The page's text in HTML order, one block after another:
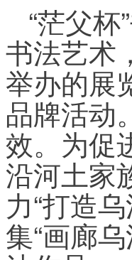
“茫父
书法艺术
举办的展
品牌活动
效。为促
沿河土家
力“打造
集“画廊